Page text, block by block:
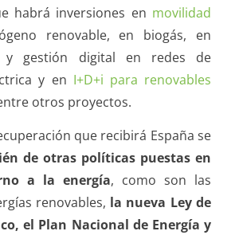
habrá inversiones en movilidad
renovable, en biogás, en
y gestión digital en redes de
y en I+D+i para renovables
otros proyectos.
que recibirá España se
de otras políticas puestas en
a la energía, como son las
renovables, la nueva Ley de
el Plan Nacional de Energía y